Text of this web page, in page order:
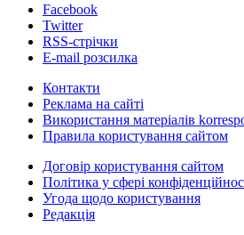
Facebook
Twitter
RSS-стрічки
E-mail розсилка
Контакти
Реклама на сайті
Використання матеріалів
Правила користування сайтом
Договір користування сайтом
Політика у сфері
Угода щодо користування
Редакція